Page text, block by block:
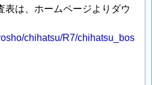
表は、ホームページよりダウ
chihatsu/R7/chihatsu_bos